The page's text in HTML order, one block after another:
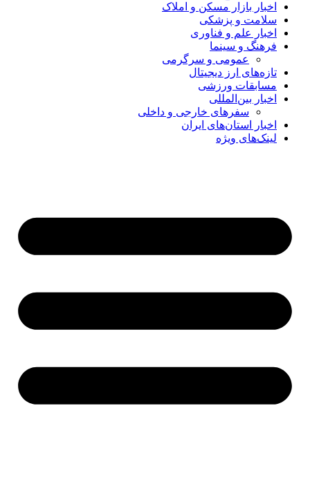
اخبار بازار مسکن و املاک
سلامت و پزشکی
اخبار علم و فناوری
فرهنگ و سینما
عمومی و سرگرمی
تازه‌های ارز دیجیتال
مسابقات ورزشی
اخبار بین‌المللی
سفرهای خارجی و داخلی
اخبار استان‌های ایران
لینک‌های ویژه